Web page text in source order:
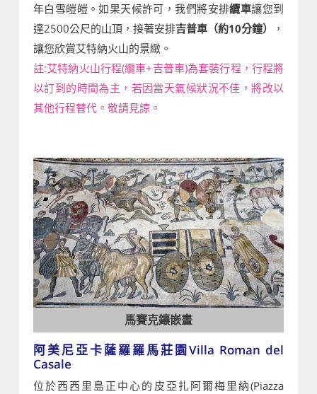
年白雪皚皚。如果天候許可，我們將安排纜車讓您到
達2500公尺的山頂，接著安排吉普車（約10分鐘）
，
讓您欣賞艾特納火山的景緻。
註:艾特納火山行程(纜車+吉普車)為套裝行程，行程將
以訂到的時間為主，若因當天氣候狀況不佳，將改以
其他行程替代。敬請見諒。
馬賽克鑲嵌畫
阿美尼亞卡薩羅羅馬莊園Villa Roman del
Casale
位於西西里島正中心的皮亞扎阿爾梅里納(Piazza